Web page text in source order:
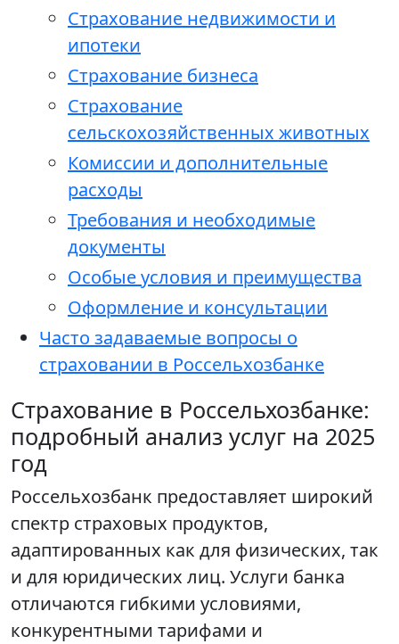
Страхование недвижимости и
ипотеки
Страхование бизнеса
Страхование
сельскохозяйственных животных
Комиссии и дополнительные
расходы
Требования и необходимые
документы
Особые условия и преимущества
Оформление и консультации
Часто задаваемые вопросы о
страховании в Россельхозбанке
Страхование в Россельхозбанке:
подробный анализ услуг на 2025
год
Россельхозбанк предоставляет широкий
спектр страховых продуктов,
адаптированных как для физических, так
и для юридических лиц. Услуги банка
отличаются гибкими условиями,
конкурентными тарифами и